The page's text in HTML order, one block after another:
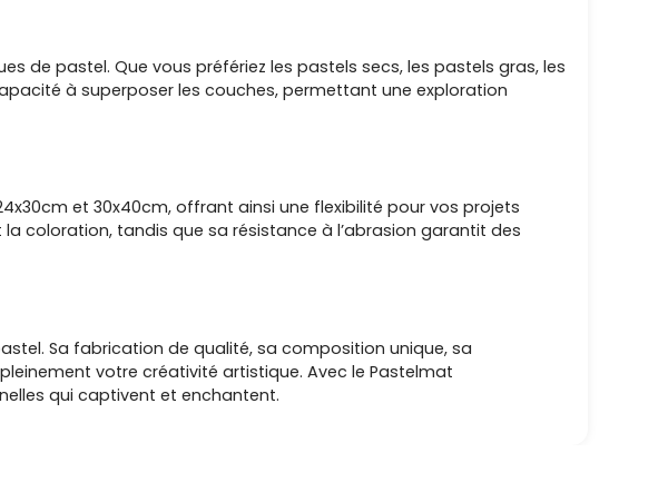
de pastel. Que vous préfériez les pastels secs, les pastels gras, les
à superposer les couches, permettant une exploration
et 30x40cm, offrant ainsi une flexibilité pour vos projets
coloration, tandis que sa résistance à l’abrasion garantit des
Sa fabrication de qualité, sa composition unique, sa
votre créativité artistique. Avec le Pastelmat
qui captivent et enchantent.